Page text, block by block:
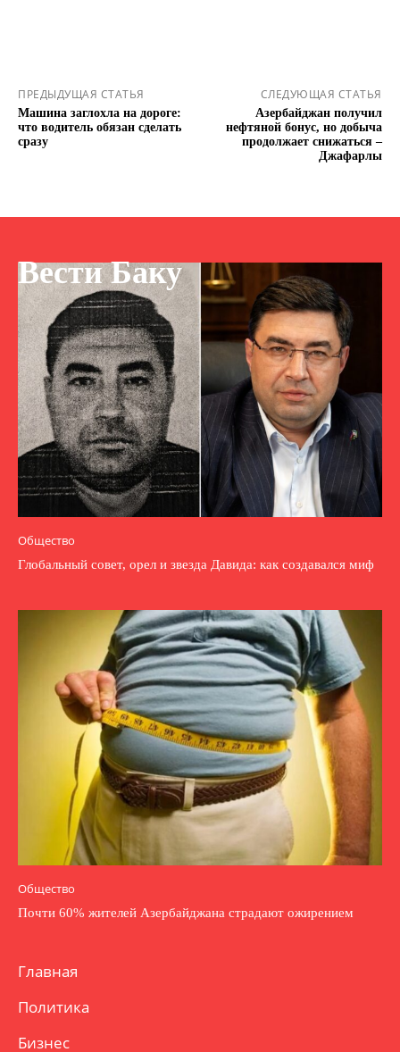
ПРЕДЫДУЩАЯ СТАТЬЯ
Машина заглохла на дороге:
что водитель обязан сделать
сразу
СЛЕДУЮЩАЯ СТАТЬЯ
Азербайджан получил
нефтяной бонус, но добыча
продолжает снижаться –
Джафарлы
Вести Баку
Общество
Глобальный совет, орел и звезда Давида: как создавался миф
Общество
Почти 60% жителей Азербайджана страдают ожирением
Главная
Политика
Бизнес